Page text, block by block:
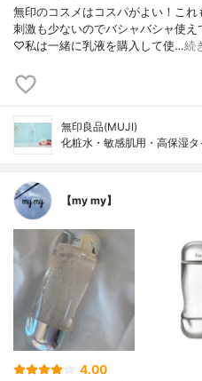
無印のコスメはコスパがよい！こ
刺激も少ないのでバシャバシャ使
♡私は一緒に乳液を購入して使…続
無印良品(MUJI)
化粧水・敏感肌用・高保湿タ
【my my】
4.00